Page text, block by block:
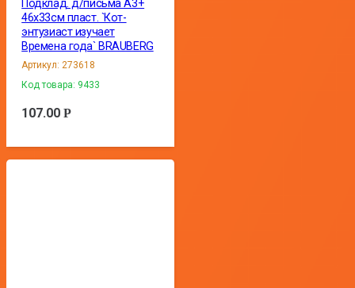
Подклад. д/письма А3+
46х33см пласт. `Кот-
энтузиаст изучает
Времена года` BRAUBERG
Артикул:273618
Код товара: 9433
107.00Р